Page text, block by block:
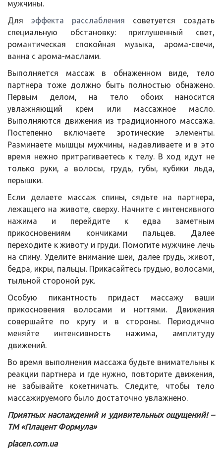
мужчины.
Для эффекта расслабления советуется создать
специальную обстановку: приглушенный свет,
романтическая спокойная музыка, арома-свечи,
ванна с арома-маслами.
Выполняется массаж в обнаженном виде, тело
партнера тоже должно быть полностью обнажено.
Первым делом, на тело обоих наносится
увлажняющий крем или массажное масло.
Выполняются движения из традиционного массажа.
Постепенно включаете эротические элементы.
Разминаете мышцы мужчины, надавливаете и в это
время нежно притрагиваетесь к телу. В ход идут не
только руки, а волосы, грудь, губы, кубики льда,
перышки.
Если делаете массаж спины, сядьте на партнера,
лежащего на животе, сверху. Начните с интенсивного
нажима и перейдите к едва заметным
прикосновениям кончиками пальцев. Далее
переходите к животу и груди. Помогите мужчине лечь
на спину. Уделите внимание шеи, далее грудь, живот,
бедра, икры, пальцы. Прикасайтесь грудью, волосами,
тыльной стороной рук.
Особую пикантность придаст массажу ваши
прикосновения волосами и ногтями. Движения
совершайте по кругу и в стороны. Периодично
меняйте интенсивность нажима, амплитуду
движений.
Во время выполнения массажа будьте внимательны к
реакции партнера и где нужно, повторите движения,
не забывайте кокетничать. Следите, чтобы тело
массажируемого было достаточно увлажнено.
Приятных наслаждений и удивительных ощущений! –
ТМ «Плацент Формула»
placen.com.ua